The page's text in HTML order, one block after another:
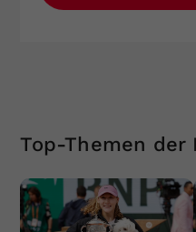
Top-Themen der